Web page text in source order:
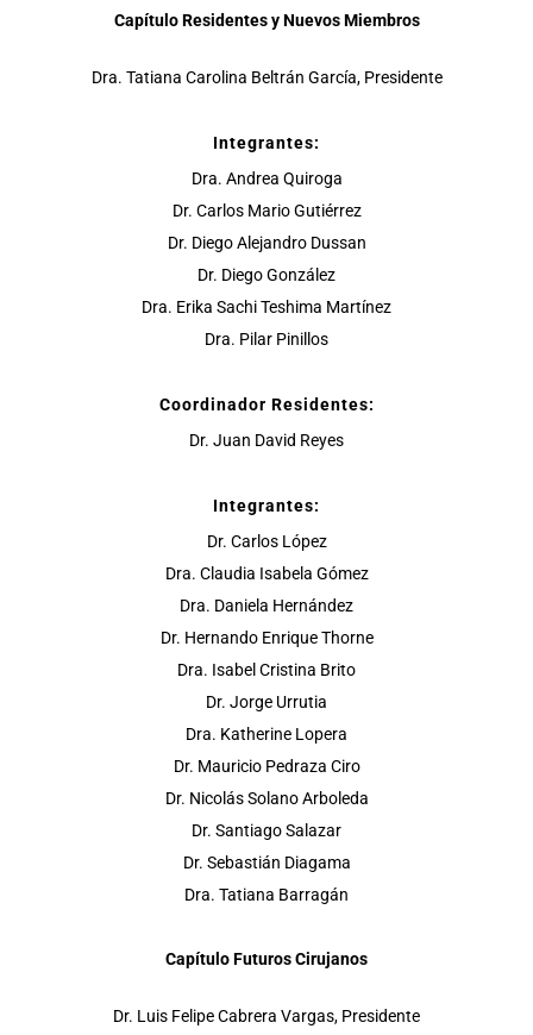
Capítulo Residentes y Nuevos Miembros
Dra. Tatiana Carolina Beltrán García, Presidente
Integrantes:
Dra. Andrea Quiroga
Dr. Carlos Mario Gutiérrez
Dr. Diego Alejandro Dussan
Dr. Diego González
Dra. Erika Sachi Teshima Martínez
Dra. Pilar Pinillos
Coordinador Residentes:
Dr. Juan David Reyes
Integrantes:
Dr. Carlos López
Dra. Claudia Isabela Gómez
Dra. Daniela Hernández
Dr. Hernando Enrique Thorne
Dra. Isabel Cristina Brito
Dr. Jorge Urrutia
Dra. Katherine Lopera
Dr. Mauricio Pedraza Ciro
Dr. Nicolás Solano Arboleda
Dr. Santiago Salazar
Dr. Sebastián Diagama
Dra. Tatiana Barragán
Capítulo Futuros Cirujanos
Dr. Luis Felipe Cabrera Vargas, Presidente